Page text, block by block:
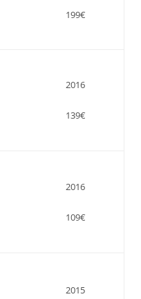
199€
2016
139€
2016
109€
2015